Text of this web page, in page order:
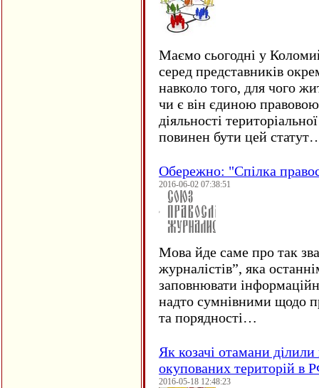
Маємо сьогодні у
серед представників
навколо того, для чого
чи є він єдиною
діяльності
повинен бути цей
Обережно: "Спілка
2016-06-02 07:38:51
Мова йде саме про так
журналістів”, яка
заповнювати
надто сумнівними щодо
та порядності…
Як козачі отамани
окупованих територій в
2016-05-18 12:48:23